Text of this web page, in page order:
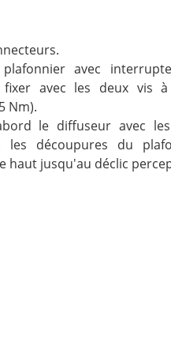
avec
avec les deux vis à
Nm).
le diffuseur avec
les découpures du
haut jusqu'au déclic